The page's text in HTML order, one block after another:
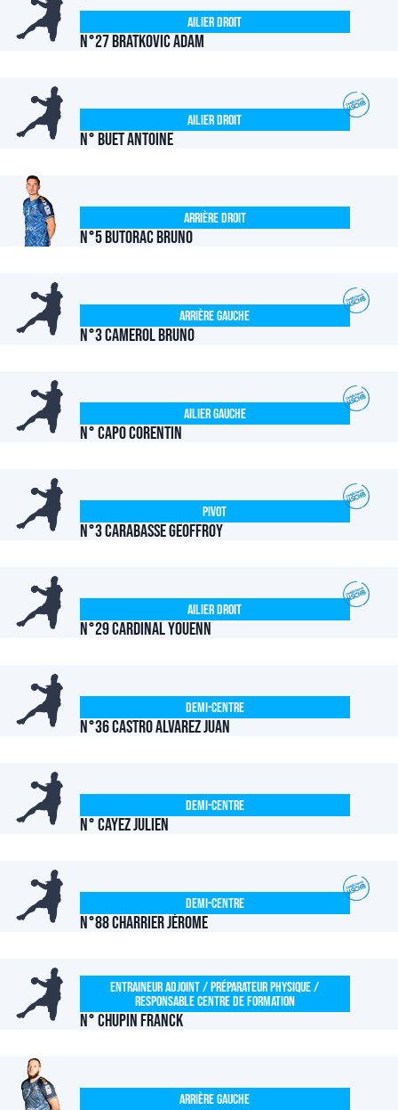
N°27 BRATKOVIC Adam
Ailier Droit
N° BUET Antoine
Ailier Droit
N°5 BUTORAC Bruno
Arrière Droit
N°3 CAMEROL Bruno
Arrière Gauche
N° CAPO Corentin
Ailier Gauche
N°3 CARABASSE Geoffroy
Pivot
N°29 CARDINAL Youenn
Ailier Droit
N°36 CASTRO ALVAREZ Juan
Demi-centre
N° CAYEZ Julien
Demi-centre
N°88 CHARRIER Jérome
Demi-centre
N° CHUPIN Franck
Entraineur Adjoint / Préparateur Physique /
Responsable Centre de Formation
Arrière Gauche